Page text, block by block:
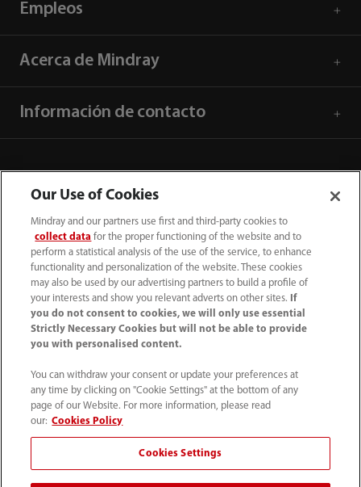
Empleos
Acerca de Mindray
Información de contacto
52 55 5661 9450
Condiciones de uso｜ Mapa del sitio ｜ Aviso cookies
Aviso de privacidad
Contáctenos
Our Use of Cookies
Mindray and our partners use first and third-party cookies to
collect data for the proper functioning of the website and to
perform a statistical analysis of the use of the service, to enhance
functionality and personalization of the website. These cookies
may also be used by our advertising partners to build a profile of
your interests and show you relevant adverts on other sites.
If
you do not consent to cookies, we will only use essential
Strictly Necessary Cookies but will not be able to provide
you with personalised content.
You can withdraw your consent or update your preferences at
any time by clicking on "Cookie Settings" at the bottom of any
page of our Website. For more information, please read
our: Cookies Policy
Cookies Settings